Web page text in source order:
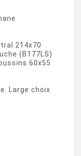
214x70
(B177LS)
60x55
Large choix